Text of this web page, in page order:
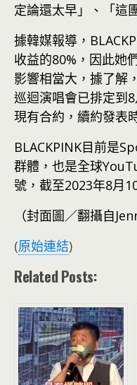
定論還太早」、「這
據韓媒報導，
收益的80%，因此她
影響相當大，據了解
巡迴演唱會已排定到
現有合約，續約發表
BLACKPINK目前是
群體，也是全球
號，截至2023年8月
（封面圖／翻攝自
(原始連結)
Related Posts: